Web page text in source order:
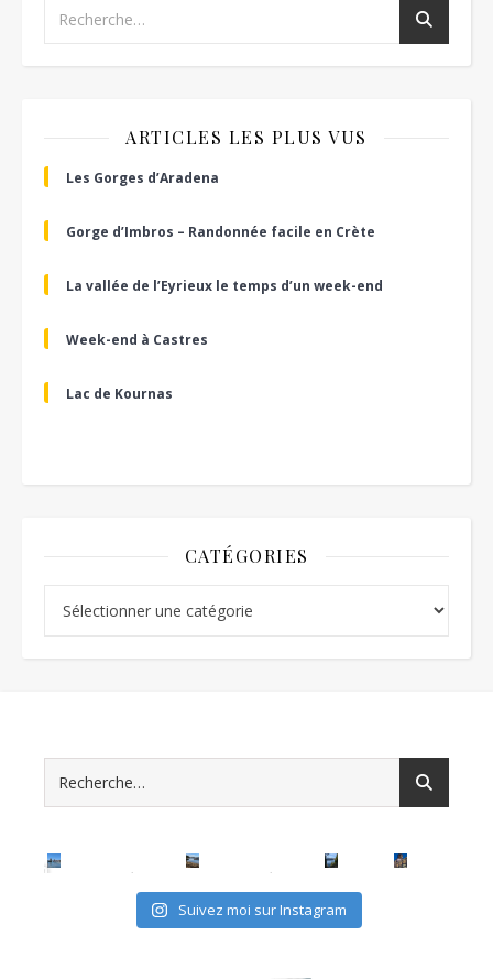
ARTICLES LES PLUS VUS
Les Gorges d’Aradena
Gorge d’Imbros – Randonnée facile en Crète
La vallée de l’Eyrieux le temps d’un week-end
Week-end à Castres
Lac de Kournas
CATÉGORIES
Suivez moi sur Instagram